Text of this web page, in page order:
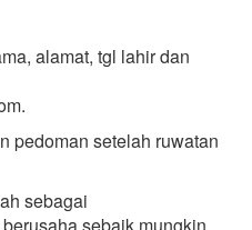
alamat, tgl lahir dan
pedoman setelah ruwatan
sebagai